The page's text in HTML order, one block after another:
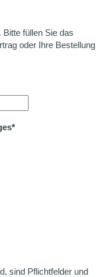
füllen Sie das
oder Ihre Bestellung
sind Pflichtfelder und